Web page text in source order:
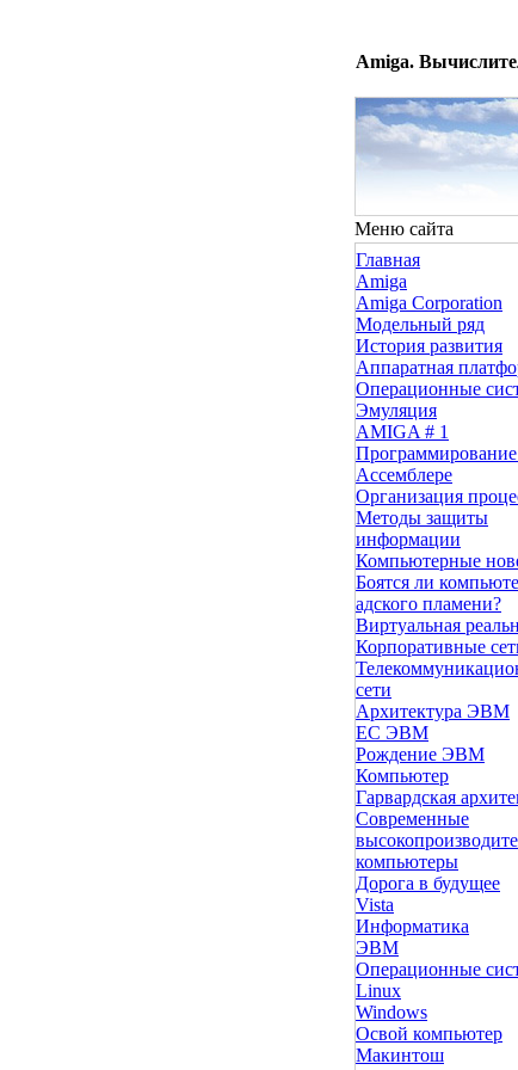
Amiga.
Меню сайта
Главная
Amiga
Amiga Corporation
Модельный ряд
История развития
Аппаратная
Операционные
Эмуляция
AMIGA # 1
Ассемблере
Организация
Методы защиты
информации
Компьютерные
Боятся ли
адского пламени?
Виртуальная
Корпоративные
сети
Архитектура ЭВМ
ЕС ЭВМ
Рождение ЭВМ
Компьютер
Гарвардская
Современные
компьютеры
Дорога в будущее
Vista
Инфоpматика
ЭВМ
Операционные
Linux
Windows
Освой компьютер
Макинтош